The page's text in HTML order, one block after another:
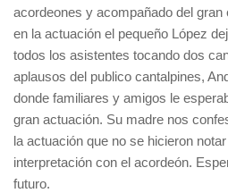
acordeones y acompañado del
en la actuación el pequeño López
todos los asistentes tocando dos
aplausos del publico cantalpines,
donde familiares y amigos le
gran actuación. Su madre nos
la actuación que no se hicieron
interpretación con el acordeón.
futuro.